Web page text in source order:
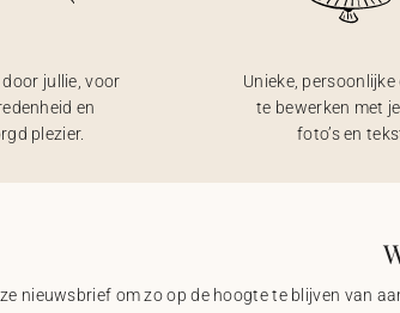
jullie, voor
en
plezier.
Unieke,
te bewerken met
foto’s en
nieuwsbrief om zo op de hoogte te blijven van